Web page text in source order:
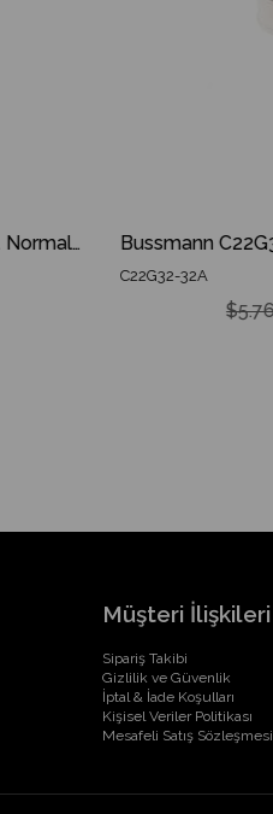
Bussmann C14G16-16A 14x51 Normal Sigorta
C22G32-32A
$5.76
Müşteri İlişkileri
Sipariş Takibi
Gizlilik ve Güvenlik
İptal & İade Koşulları
Kişisel Veriler Politikası
Mesafeli Satış Sözleşmesi